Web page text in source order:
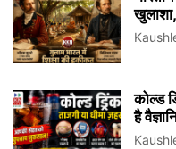
कोल्ड
है